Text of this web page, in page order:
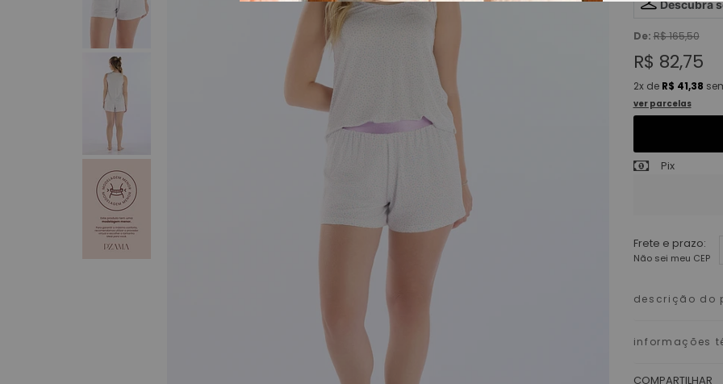
Descubra
De:R$ 165,50
R$ 82,75
2xde R$ 41,38
ver parcelas
Pix
Frete e prazo:
Não sei meu CEP
descrição do
informações
COMPARTILHAR